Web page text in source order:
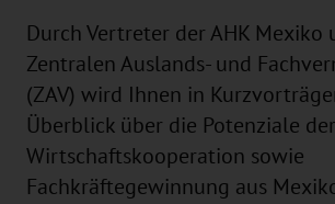
Durch Vertreter der AHK Mexiko
Zentralen Auslands- und
(ZAV) wird Ihnen in
Überblick über die Potenziale der
Wirtschaftskooperation sowie
Fachkräftegewinnung aus